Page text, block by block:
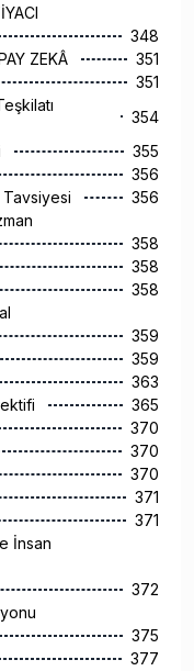
348
ZEKÂ
351
351
354
355
356
Tavsiyesi
356
358
358
358
359
359
363
365
370
370
370
371
371
İnsan
372
375
377